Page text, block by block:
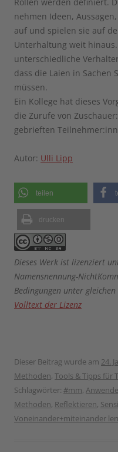
nehmen Ideen,
auf und spielen sie auf
Unterhaltung weit
unterschiedliche
dass die Laien in Sachen
müssen.
Ein Kollege hat dieses
die Zurufe von
gebrieften
Autor: Ulli Lipp
teilen
drucken
Dieses Werk ist lizenziert
Namensnennung-
Bedingungen unter
Volltext der Lizenz
Dieser Beitrag wurde am 24.
Methoden, Tools & Tipps für
Schlagwörter: #mm,
Methoden, Reflektieren,
Voneinander+miteinander